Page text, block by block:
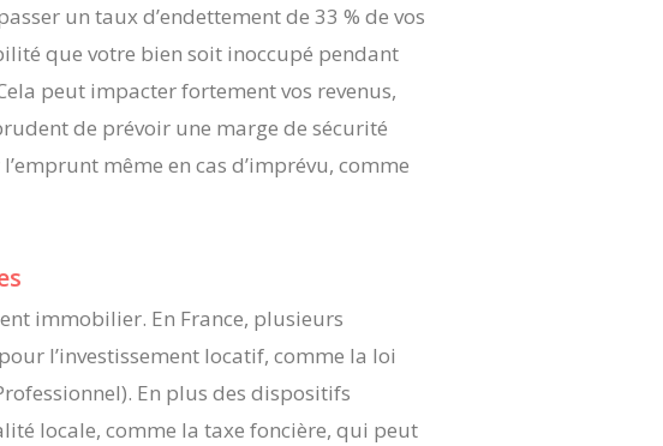
un taux d’endettement de 33 % de vos
que votre bien soit inoccupé pendant
peut impacter fortement vos revenus,
de prévoir une marge de sécurité
même en cas d’imprévu, comme
immobilier. En France, plusieurs
l’investissement locatif, comme la loi
En plus des dispositifs
locale, comme la taxe foncière, qui peut